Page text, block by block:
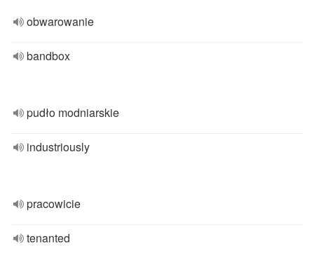
obwarowanie
bandbox
pudło modniarskie
industriously
pracowicie
tenanted